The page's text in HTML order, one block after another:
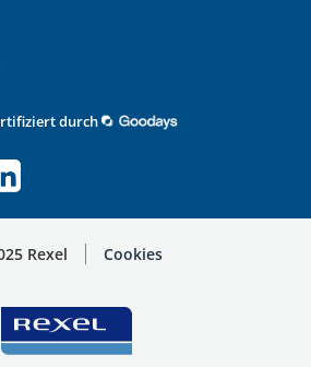
durch
Rexel Cookies